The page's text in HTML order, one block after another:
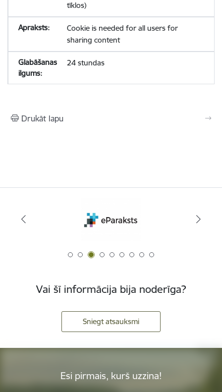
tīklos)
Cookie is needed for all users for
sharing content
24 stundas
Drukāt lapu
Vai šī informācija bija noderīga?
Sniegt atsauksmi
Esi pirmais, kurš uzzina!